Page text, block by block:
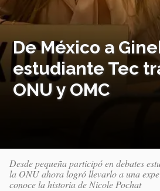
De México a
estudiante Tec
ONU y OMC
Desde pequeña participó en debates
la ONU ahora logró llevarlo a una
conoce la historia de Nicole Pochat